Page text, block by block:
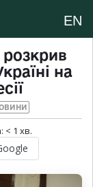
EN
на
< 1 хв.